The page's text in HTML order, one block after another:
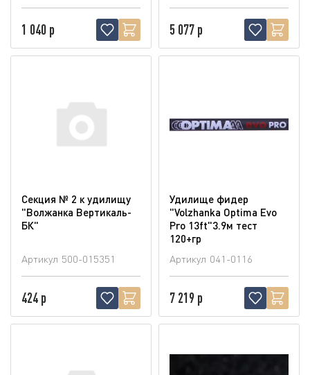
1 040 р 5 077 р
Секция № 2 к удилищу
"Волжанка Вертикаль-
БК"
Артикул 500-015351
424 р
Удилище фидер
"Volzhanka Optima Evo
Pro 13ft"3.9м тест
120+гр
Артикул 041-0116
7 219 р